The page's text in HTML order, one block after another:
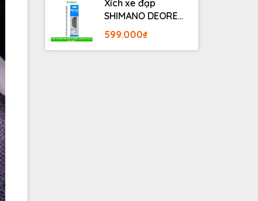
Xích xe đạp
SHIMANO DEORE
M6100 12S 126L
Fullbox
599.000₫